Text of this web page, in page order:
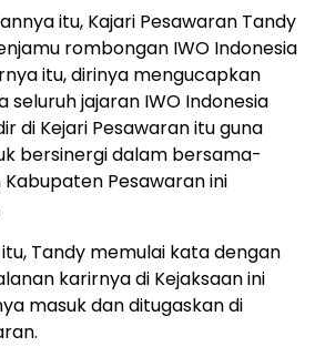
itu, Kajari Pesawaran Tandy
rombongan IWO Indonesia
itu, dirinya mengucapkan
seluruh jajaran IWO Indonesia
di Kejari Pesawaran itu guna
bersinergi dalam bersama-
Pesawaran ini
Tandy memulai kata dengan
karirnya di Kejaksaan ini
masuk dan ditugaskan di